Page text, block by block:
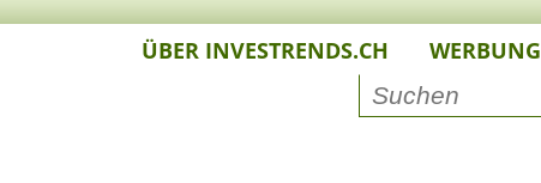
ÜBER INVESTRENDS.CH WERBUNG